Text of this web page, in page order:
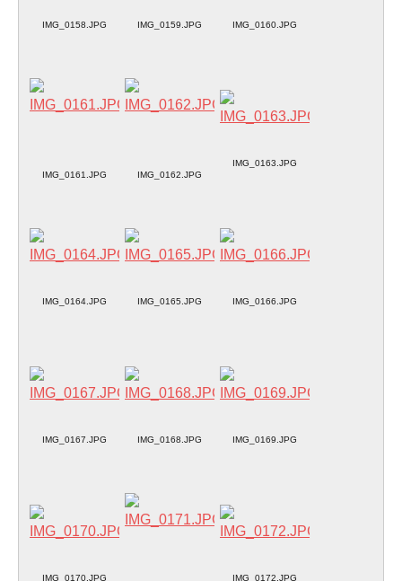
IMG_0158.JPG IMG_0159.JPG IMG_0160.JPG
IMG_0161.JPG IMG_0162.JPG
IMG_0163.JPG
IMG_0164.JPG IMG_0165.JPG IMG_0166.JPG
IMG_0167.JPG IMG_0168.JPG IMG_0169.JPG
IMG_0170.JPG
IMG_0172.JPG